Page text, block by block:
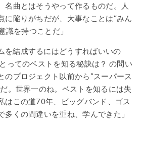
名曲とはそうやって作るものだ。人
に陥りがちだが、大事なことは“みん
識を持つことだ」
を結成するにはどうすればいいの
ってのベストを知る秘訣は？ の問い
のプロジェクト以前から“スーパース
。世界一のね。ベストを知るには失
はこの道70年、ビッグバンド、ゴス
多くの間違いを重ね、学んできた」